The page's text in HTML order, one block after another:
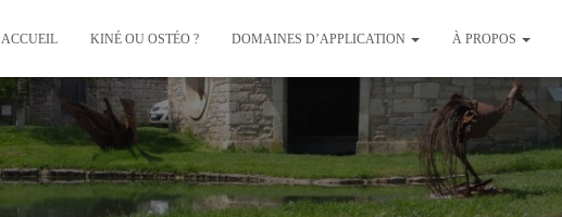
ACCUEIL KINÉ OU OSTÉO ? DOMAINES D’APPLICATION À PROPOS